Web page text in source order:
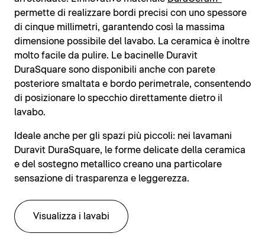
permette di realizzare bordi precisi con uno spessore
di cinque millimetri, garantendo così la massima
dimensione possibile del lavabo. La ceramica è inoltre
molto facile da pulire. Le bacinelle Duravit
DuraSquare sono disponibili anche con parete
posteriore smaltata e bordo perimetrale, consentendo
di posizionare lo specchio direttamente dietro il
lavabo.
Ideale anche per gli spazi più piccoli: nei lavamani
Duravit DuraSquare, le forme delicate della ceramica
e del sostegno metallico creano una particolare
sensazione di trasparenza e leggerezza.
Visualizza i lavabi